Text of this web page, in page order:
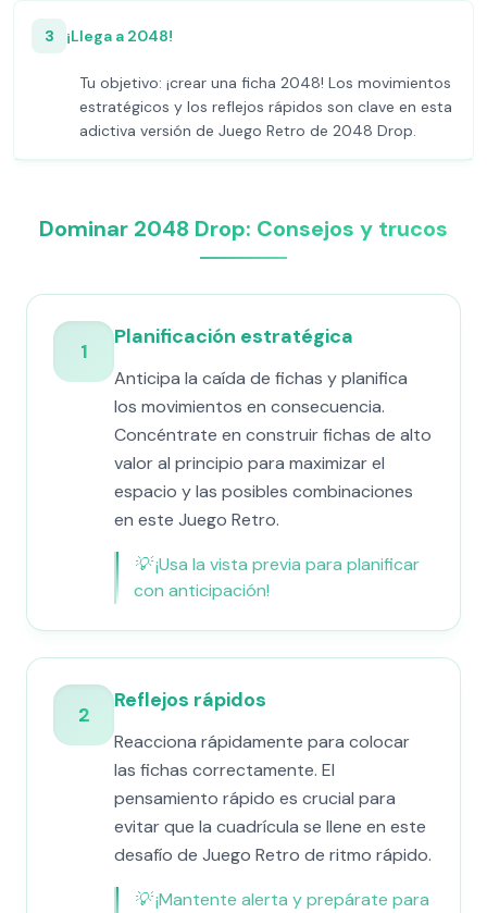
3 ¡Llega a 2048!
Tu objetivo: ¡crear una ficha 2048! Los movimientos
estratégicos y los reflejos rápidos son clave en esta
adictiva versión de Juego Retro de 2048 Drop.
Dominar 2048 Drop: Consejos y trucos
1
Planificación estratégica
Anticipa la caída de fichas y planifica
los movimientos en consecuencia.
Concéntrate en construir fichas de alto
valor al principio para maximizar el
espacio y las posibles combinaciones
en este Juego Retro.
💡¡Usa la vista previa para planificar
con anticipación!
2
Reflejos rápidos
Reacciona rápidamente para colocar
las fichas correctamente. El
pensamiento rápido es crucial para
evitar que la cuadrícula se llene en este
desafío de Juego Retro de ritmo rápido.
💡¡Mantente alerta y prepárate para